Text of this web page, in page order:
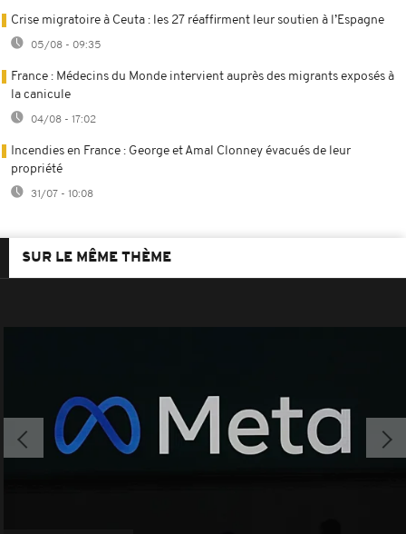
Crise migratoire à Ceuta : les 27 réaffirment leur soutien à l’Espagne
05/08 - 09:35
France : Médecins du Monde intervient auprès des migrants exposés à
la canicule
04/08 - 17:02
Incendies en France : George et Amal Clonney évacués de leur
propriété
31/07 - 10:08
SUR LE MÊME THÈME